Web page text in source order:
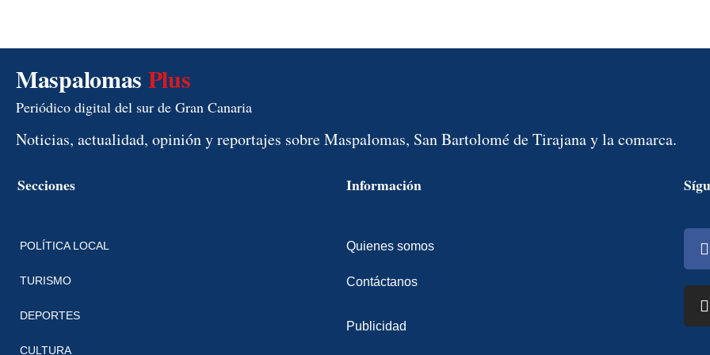
Maspalomas Plus
Periódico digital del sur de Gran Canaria
Noticias, actualidad, opinión y reportajes sobre Maspalomas, San Bartolomé de Tirajana y la comarca.
Secciones
POLÍTICA LOCAL
TURISMO
DEPORTES
CULTURA
Información
Quienes somos
Contáctanos
Publicidad